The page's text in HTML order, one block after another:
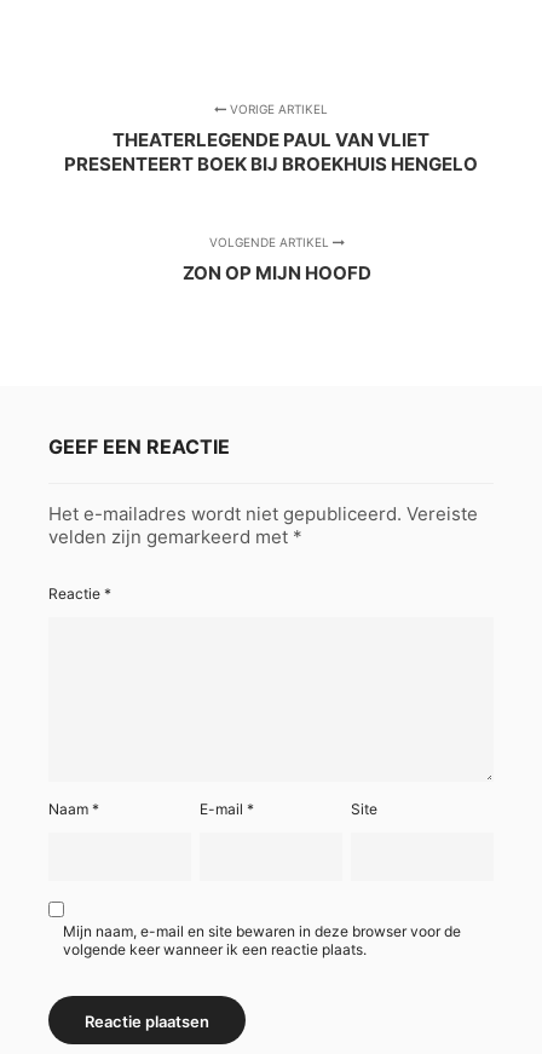
VORIGE ARTIKEL
THEATERLEGENDE PAUL VAN VLIET
PRESENTEERT BOEK BIJ BROEKHUIS HENGELO
VOLGENDE ARTIKEL
ZON OP MIJN HOOFD
GEEF EEN REACTIE
Het e-mailadres wordt niet gepubliceerd. Vereiste
velden zijn gemarkeerd met *
Reactie *
Naam * E-mail* Site
Mijn naam, e-mail en site bewaren in deze browser voor de
volgende keer wanneer ik een reactie plaats.